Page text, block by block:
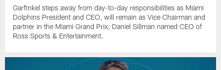
Garfinkel steps away from day-to-day responsibilities as Miami
Dolphins President and CEO, will remain as Vice Chairman and
partner in the Miami Grand Prix; Daniel Sillman named CEO of
Ross Sports & Entertainment.